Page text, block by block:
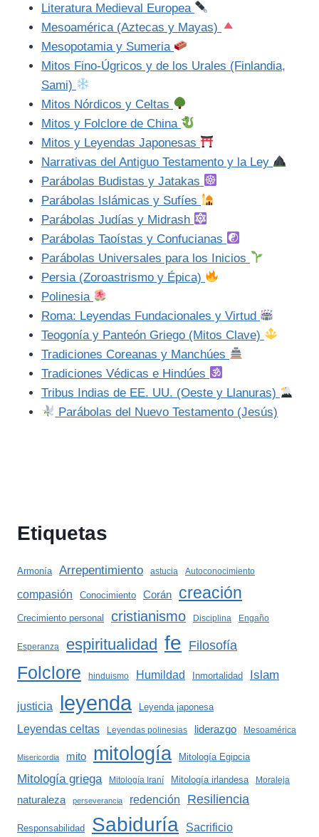
Literatura Medieval Europea
Mesoamérica (Aztecas y Mayas)
Mesopotamia y Sumeria
Mitos Fino-Úgricos y de los Urales (Finlandia,
Sami)
Mitos Nórdicos y Celtas
Mitos y Folclore de China
Mitos y Leyendas Japonesas
Narrativas del Antiguo Testamento y la Ley
Parábolas Budistas y Jatakas
Parábolas Islámicas y Sufíes
Parábolas Judías y Midrash
Parábolas Taoístas y Confucianas
Parábolas Universales para los Inicios
Persia (Zoroastrismo y Épica)
Polinesia
Roma: Leyendas Fundacionales y Virtud
Teogonía y Panteón Griego (Mitos Clave)
Tradiciones Coreanas y Manchúes
Tradiciones Védicas e Hindúes
Tribus Indias de EE. UU. (Oeste y Llanuras)
Parábolas del Nuevo Testamento (Jesús)
Etiquetas
Armonía Arrepentimiento astucia Autoconocimiento
compasión Conocimiento Corán creación
Crecimiento personal cristianismo Disciplina Engaño
Esperanza espiritualidad fe Filosofía
Folclore hinduismo Humildad Inmortalidad Islam
justicia leyenda Leyenda japonesa
Leyendas celtas Leyendas polinesias liderazgo Mesoamérica
Misericordia mito mitología Mitología Egipcia
Mitología griega Mitología Iraní Mitología irlandesa Moraleja
naturaleza perseverancia redención Resiliencia
Responsabilidad Sabiduría Sacrificio